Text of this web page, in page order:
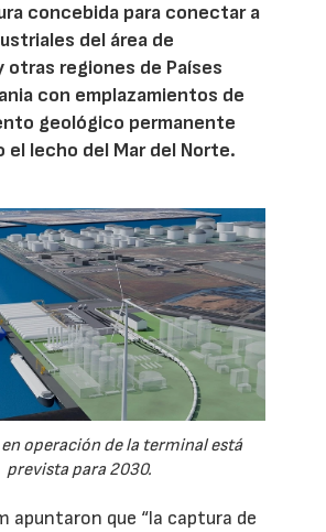
concebida para conectar a
del área de
otras regiones de Países
con emplazamientos de
geológico permanente
el lecho del Mar del Norte.
operación de la terminal está
prevista para 2030.
apuntaron que “la captura de